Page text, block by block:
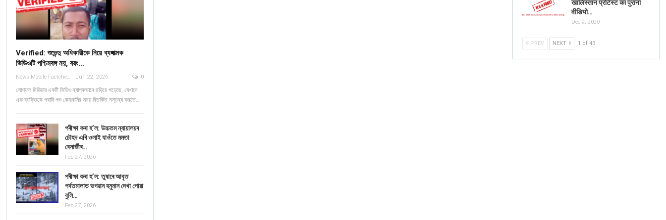
खालिस्तान प्रोटेस्ट का पुराना
वीडियो…
Dec 9, 2020
PREV NEXT 1 of 43
Verified: শুভেন্দু অধিকারীকে নিয়ে ব্যঙ্গাত্মক
ভিডিওটি পশ্চিমবঙ্গ নয়, বরং…
News Mobile Factcheck Bureau Jun 22, 2026 0
সোশ্যাল মিডিয়ায় একটি ভিডিও ব্যাপকভাবে ছড়িয়ে পড়েছে, যেখানে
এক ব্যক্তিকে গবাদি পশু কোরবানির সময় বিতর্কিত মন্তব্য করতে…
পৰীক্ষা কৰা হ’ল: উচ্চতম ন্যায়ালয়ৰ
চৌহদ এৰি ওলাই যাওঁতে মমতা
বেনাৰ্জীৰ…
Feb 27, 2026
পৰীক্ষা কৰা হ’ল: তুষাৰে আবৃত
পৰ্বতমালাত ভগৱান হনুমান দেখা পোৱা
বুলি…
Feb 27, 2026